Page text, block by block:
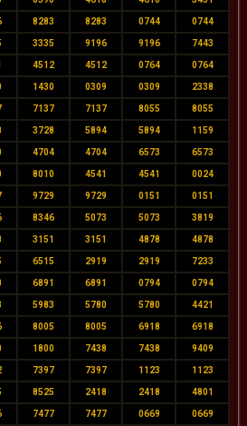
8283 8283 0744 0744
3335 9196 9196 7443
4512 4512 0764 0764
1430 0309 0309 2338
7137 7137 8055 8055
3728 5894 5894 1159
4704 4704 6573 6573
8010 4541 4541 0024
9729 9729 0151 0151
8346 5073 5073 3819
3151 3151 4878 4878
6515 2919 2919 7233
6891 6891 0794 0794
5983 5780 5780 4421
8005 8005 6918 6918
1800 7438 7438 9409
7397 7397 1123 1123
8525 2418 2418 4801
7477 7477 0669 0669